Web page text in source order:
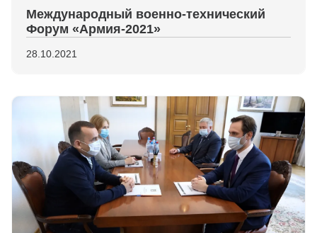
Международный военно-технический
Форум «Армия-2021»
28.10.2021